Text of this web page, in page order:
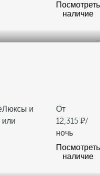
Посмотреть
наличие
Люксы и
От
12,315
/
ночь
Посмотреть
наличие